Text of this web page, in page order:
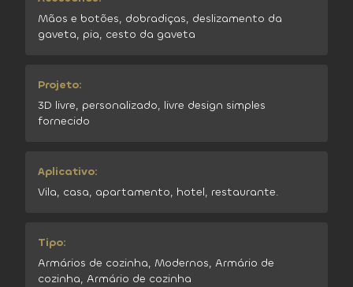
Mãos e botões, dobradiças, deslizamento da
gaveta, pia, cesto da gaveta
Projeto:
3D livre, personalizado, livre design simples
fornecido
Aplicativo:
Vila, casa, apartamento, hotel, restaurante.
Tipo:
Armários de cozinha, Modernos, Armário de
cozinha, Armário de cozinha